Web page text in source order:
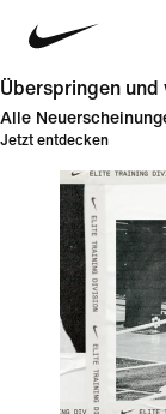
Überspringen
Alle
Jetzt entdecken